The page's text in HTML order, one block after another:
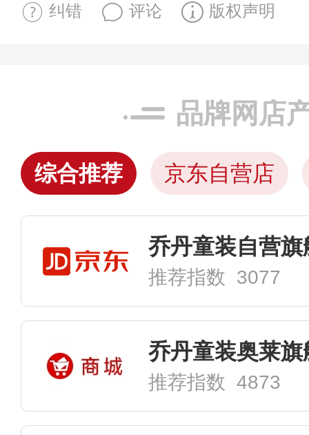
纠错 评论 版权声明
品牌网店
综合推荐 京东自营店
乔丹童装自营旗
推荐指数 3077
乔丹童装奥莱旗
推荐指数 4873